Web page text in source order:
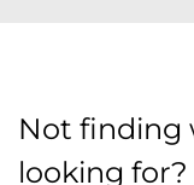
Not finding
looking for?